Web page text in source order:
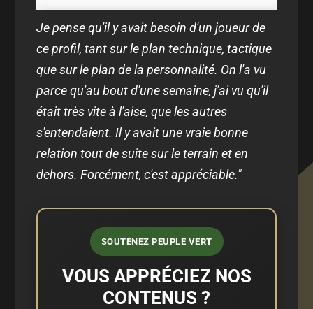
Je pense qu'il y avait besoin d'un joueur de
ce profil, tant sur le plan technique, tactique
que sur le plan de la personnalité. On l'a vu
parce qu'au bout d'une semaine, j'ai vu qu'il
était très vite à l'aise, que les autres
s'entendaient. Il y avait une vraie bonne
relation tout de suite sur le terrain et en
dehors. Forcément, c'est appréciable."
SOUTENEZ PEUPLE VERT
VOUS APPRÉCIEZ NOS
CONTENUS ?